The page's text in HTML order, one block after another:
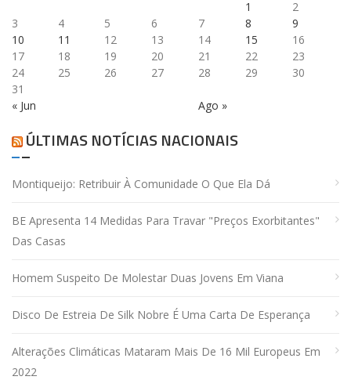
« Jun Ago »
1
2
3
4 5 6 7 8
9
10
11 12 13 14 15
16
17
18 19 20 21 22
23
24
25 26 27 28 29
30
31
ÚLTIMAS NOTÍCIAS NACIONAIS
Montiqueijo: Retribuir À Comunidade O Que Ela Dá
BE Apresenta 14 Medidas Para Travar "preços Exorbitantes"
Das Casas
Homem Suspeito De Molestar Duas Jovens Em Viana
Disco De Estreia De Silk Nobre É Uma Carta De Esperança
Alterações Climáticas Mataram Mais De 16 Mil Europeus Em
2022